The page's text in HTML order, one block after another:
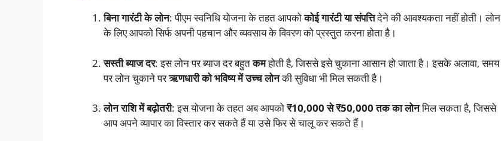
बिना गारंटी के लोन: पीएम स्वनिधि योजना के तहत आपकोकोई गारंटी या संपत्तिदेने की आवश्यकता नहीं होती। लोन
के लिए आपको सिर्फ अपनी पहचान और व्यवसाय के विवरण को प्रस्तुत करना होता है।
सस्ती ब्याज दर: इस लोन पर ब्याज दर बहुतकमहोती है, जिससे इसे चुकाना आसान हो जाता है। इसके अलावा, समय
पर लोन चुकाने परऋणधारी को भविष्य में उच्च लोनकी सुविधा भी मिल सकती है।
लोन राशि में बढ़ोतरी: इस योजना के तहत अब आपको₹10,000 से ₹50,000 तक का लोनमिल सकता है, जिससे
आप अपने व्यापार का विस्तार कर सकते हैं या उसे फिर से चालू कर सकते हैं।